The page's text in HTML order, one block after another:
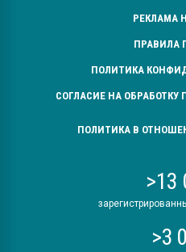
РЕКЛАМА
ПРАВИЛА
ПОЛИТИКА
СОГЛАСИЕ НА
ПОЛИТИКА В
>13
>3